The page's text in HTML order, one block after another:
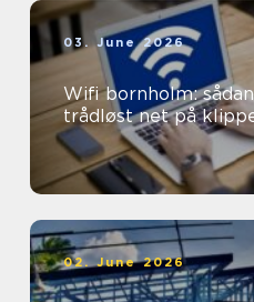
03. June 2026
Wifi bornholm:
trådløst net på
02. June 2026